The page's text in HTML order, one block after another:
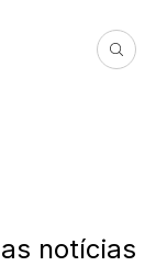
notícias